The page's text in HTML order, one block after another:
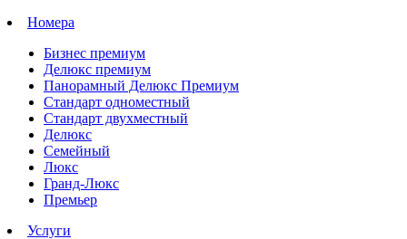
Номера
Бизнес премиум
Делюкс премиум
Панорамный Делюкс Премиум
Стандарт одноместный
Стандарт двухместный
Делюкс
Семейный
Люкс
Гранд-Люкс
Премьер
Услуги